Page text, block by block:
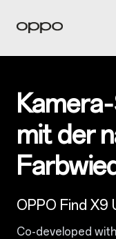
mit der
OPPO Find
Co-developed